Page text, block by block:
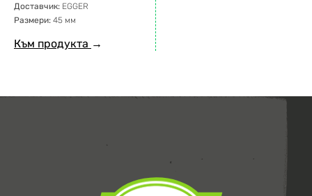
Доставчик: EGGER
Размери: 45 мм
Към продукта →